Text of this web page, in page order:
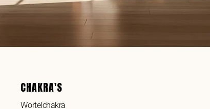
CHAKRA'S
Wortelchakra